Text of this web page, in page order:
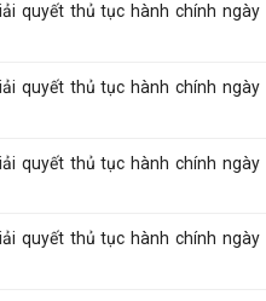
quyết thủ tục hành chính ngày
quyết thủ tục hành chính ngày
quyết thủ tục hành chính ngày
quyết thủ tục hành chính ngày